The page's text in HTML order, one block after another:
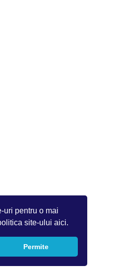
uri pentru o mai
site-ului aici.
Permite